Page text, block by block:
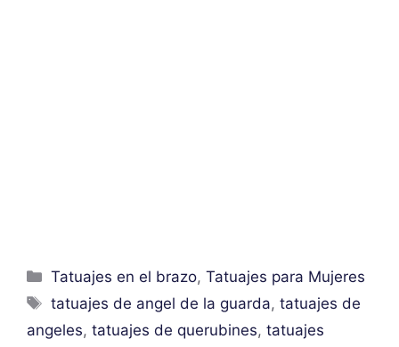
Categorías
Tatuajes en el brazo,Tatuajes para Mujeres
Etiquetas
tatuajes de angel de la guarda,tatuajes de
angeles, tatuajes de querubines, tatuajes